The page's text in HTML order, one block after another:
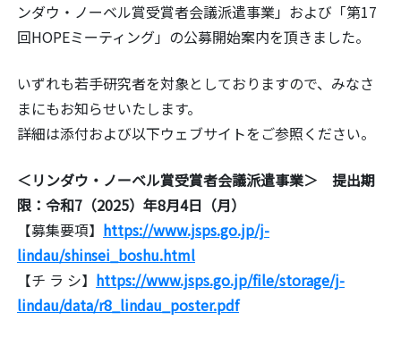
ンダウ ・ノーベル賞受賞者会議派遣事業」および「第17
回HOPEミーティング」の公募開始案内を頂きました。
いずれも若手研究者を対象としておりますので、みなさ
まにもお知らせいたします。
詳細は添付および以下ウェブサイトをご参照ください。
＜リンダウ・ノーベル賞受賞者会議派遣事業＞
提出期
限：令和7（2025）年8月4日（月）
【募集要項】 https://www.jsps.go.jp/j-
lindau/shinsei_boshu.html
【チ ラ シ】 https://www.jsps.go.jp/file/storage/j-
lindau/data/r8_lindau_poster.pdf